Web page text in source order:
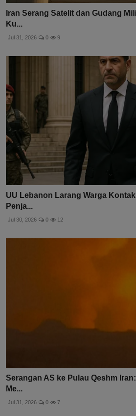
Iran Serang Satelit dan Gudang
Ku...
Jul 31, 2026 0 9
UU Lebanon Larang Warga
Penja...
Jul 30, 2026 0 12
Serangan AS ke Pulau Qeshm
Me...
Jul 31, 2026 0 7